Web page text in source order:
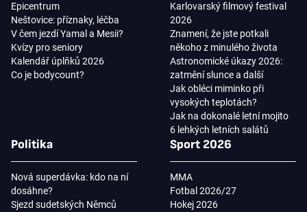
Epicentrum
Neštovice: příznaky, léčba
V čem jezdí Yamal a Mesii?
Kvízy pro seniory
Kalendář úplňků 2026
Co je bodycount?
Karlovarský filmový festival
2026
Znamení, že jste potkali
někoho z minulého života
Astronomické úkazy 2026:
zatmění slunce a další
Jak obléci miminko při
vysokých teplotách?
Jak na dokonalé letní mojito
6 lehkých letních salátů
Politika
Nová superdávka: kdo na ní
dosáhne?
Sjezd sudetských Němců
Sport 2026
MMA
Fotbal 2026/27
Hokej 2026